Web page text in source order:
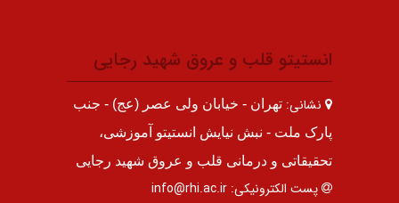
انستیتو قلب و عروق شهید رجایی
نشانی: تهران - خیابان ولی عصر (عج) - جنب
پارک ملت - نبش نیایش انستیتو آموزشی،
تحقیقاتی و درمانی قلب و عروق شهید رجایی
پست الکترونیکی: info@rhi.ac.ir